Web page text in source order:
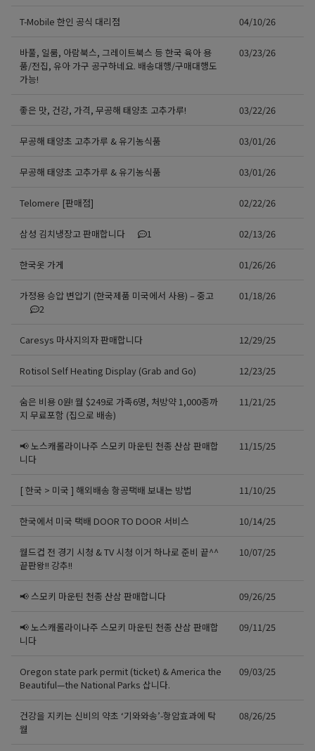
T-Mobile 한인 공식 대리점 04/10/26
바풀, 일룸, 아람북스, 그레이트북스 등 한국 육아 용
품/전집, 유아 가구 공구하네요. 배송대행/구매대행도
가능!
03/23/26
좋은 맛, 건강, 가격, 무공해 태양초 고추가루! 03/22/26
무공해 태양초 고추가루 & 유기농식품 03/01/26
무공해 태양초 고추가루 & 유기농식품 03/01/26
Telomere [판매점] 02/22/26
삼성 김치냉장고 판매합니다 1 02/13/26
한국옷 가게 01/26/26
가정용 승압 변압기 (한국제품 미국에서 사용) – 중고
2
01/18/26
Caresys 마사지의자 판매합니다 12/29/25
Rotisol Self Heating Display (Grab and Go) 12/23/25
숨은 비용 0원! 월 $249로 가족6명, 처방약 1,000종까
지 무료포함 (집으로 배송)
11/21/25
📢 노스캐롤라이나주 스모키 마운틴 천종 산삼 판매합
니다
11/15/25
[ 한국 > 미국 ] 해외배송 항공택배 보내는 방법 11/10/25
한국에서 미국 택배 DOOR TO DOOR 서비스 10/14/25
월드컵 전 경기 시청 & TV 시청 이거 하나로 준비 끝^^
끝판왕!! 강추!!
10/07/25
📢 스모키 마운틴 천종 산삼 판매합니다 09/26/25
📢 노스캐롤라이나주 스모키 마운틴 천종 산삼 판매합
니다
09/11/25
Oregon state park permit (ticket) & America the
Beautiful—the National Parks 삽니다.
09/03/25
건강을 지키는 신비의 약초 ‘기와와송’-항암효과에 탁
월
08/26/25